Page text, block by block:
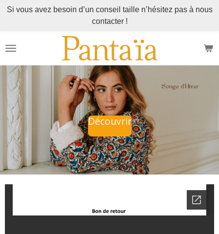
Passer
principal
Si vous avez besoin d’un conseil taille n’hésitez pas à nous
contacter !
Découvrir